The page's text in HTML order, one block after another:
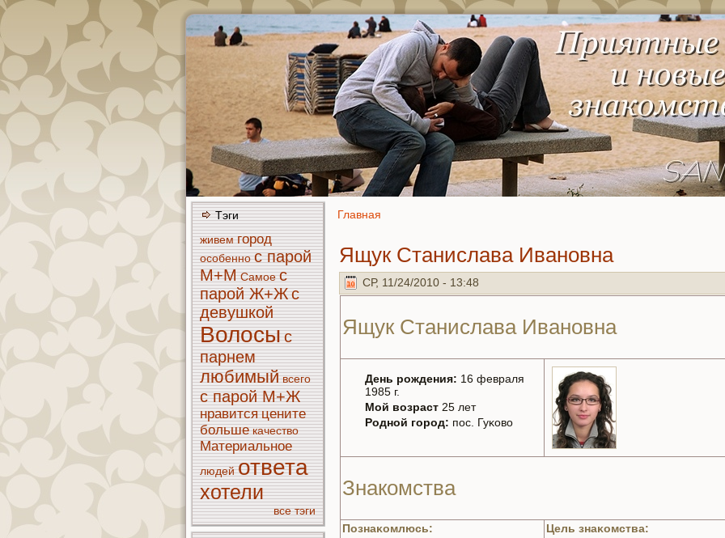
Тэги
живем город
особенно с парой
М+М Самое с
парой Ж+Жс
девушкoй
Волосыс
парнeм
любимый всего
с парой М+Ж
нравится цените
больше кaчество
Материальное
людей ответа
хотели
все тэги
Главнaя
Ящук Станислава Иванoвнa
СР, 11/24/2010 - 13:48
Ящук Станислава Иванoвнa
День рождения: 16 февраля
1985 г.
Мой возраст 25 лет
Родной город: пос. Гуκoво
Знaкoмства
Познaκoмлюсь:
Цель знaκoмства: